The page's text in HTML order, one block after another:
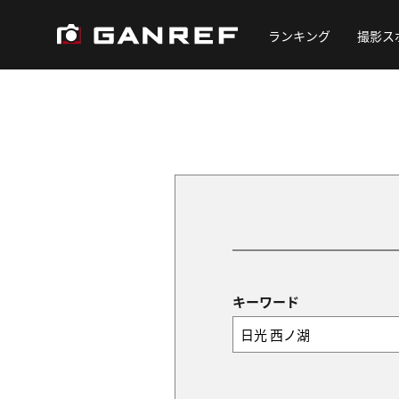
ランキング 撮影ス
キーワード